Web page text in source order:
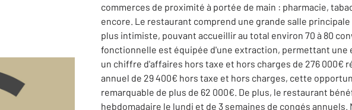
commerces de proximité à portée de main : pharmacie,
encore. Le restaurant comprend une grande salle
plus intimiste, pouvant accueillir au total environ 70 à 80
fonctionnelle est équipée d'une extraction, permettant une
un chiffre d'affaires hors taxe et hors charges de 276 000€
annuel de 29 400€ hors taxe et hors charges, cette
remarquable de plus de 62 000€. De plus, le restaurant
hebdomadaire le lundi et de 3 semaines de congés annuels.